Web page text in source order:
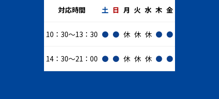
対応時間 土 日 月 火 水 木 金
10：30～13：30 ● ● 休 休 休 ● ●
14：30～21：00 ● ● 休 休 休 ● ●